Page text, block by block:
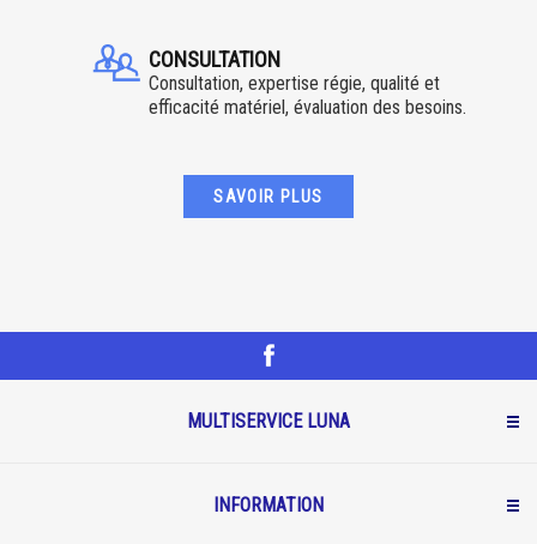
CONSULTATION
Consultation, expertise régie, qualité et
efficacité matériel, évaluation des besoins.
SAVOIR PLUS
MULTISERVICE LUNA
INFORMATION